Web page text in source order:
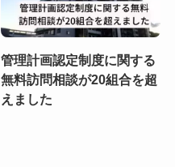
管理計画認定制度に関する
無料訪問相談が20組合を超
えました